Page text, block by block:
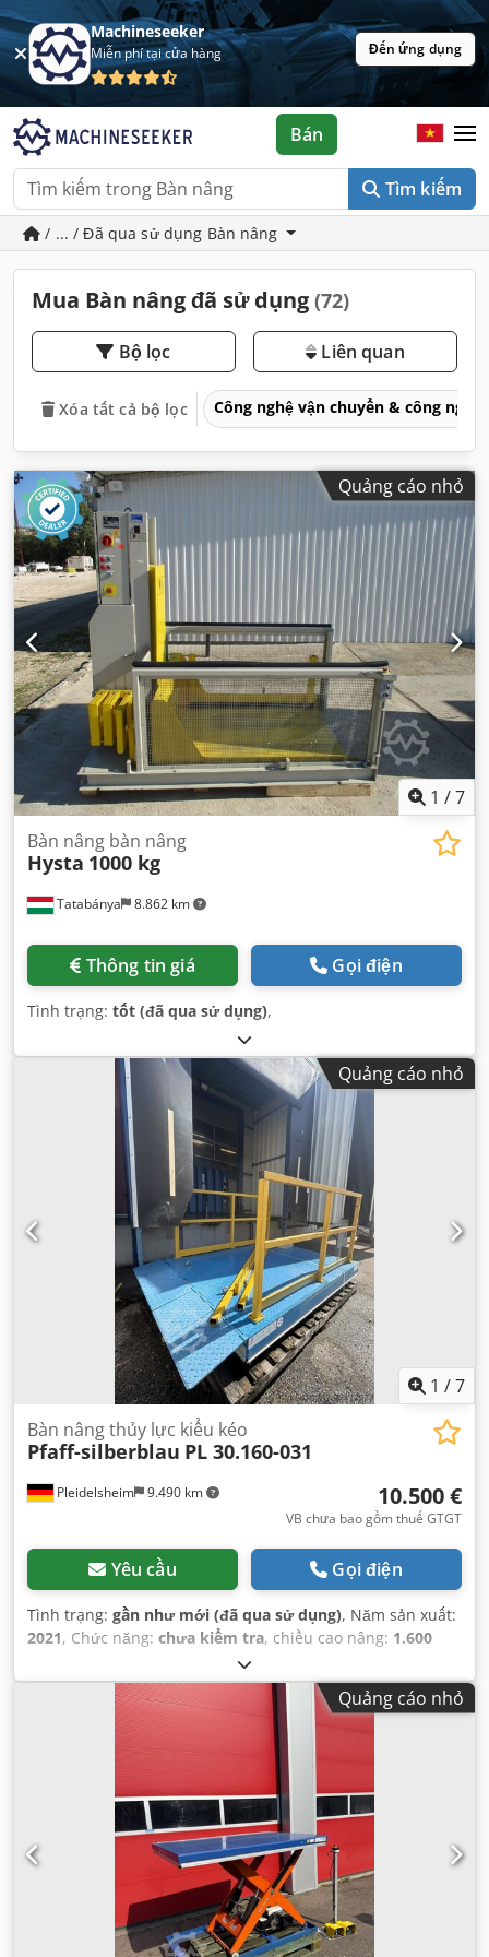
Machineseeker
Miễn phí tại cửa hàng Đến ứng dụng
Tìm kiếm
Bán
/ ... / Đã qua sử dụng Bàn nâng
Mua Bàn nâng đã sử dụng (72)
Bộ lọc Liên quan
Xóa tất cả bộ lọc Công nghệ vận chuyển & công
Quảng cáo nhỏ
1 /7
Tatabánya 8.862 km
Bàn nâng bàn nâng
Hysta 1000 kg
Thông tin giá Gọi điện
Tình trạng: tốt (đã qua sử dụng),
Quảng cáo nhỏ
1 /7
Pleidelsheim 9.490 km
Bàn nâng thủy lực kiểu kéo
Pfaff-silberblau PL 30.160-031
10.500 €
VB chưa bao gồm thuế GTGT
Yêu cầu Gọi điện
Tình trạng: gần như mới (đã qua sử dụng), Năm sản xuất:
2021, Chức năng: chưa kiểm tra, chiều cao nâng: 1.600
, trọng lượng tổng cộng:
điện áp đầu vào:400 V, loại dòng điện đầu vào:ba pha,
3 kW (4,08 mã lực) Quảng cáo nhỏ